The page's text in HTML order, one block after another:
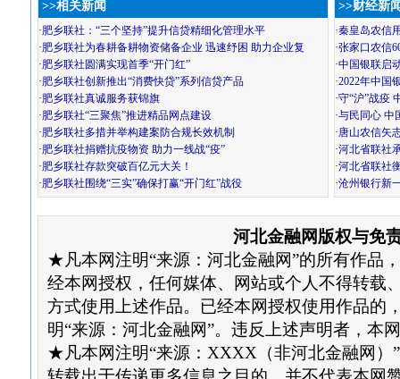
>>相关新闻
·肥乡联社：“三个坚持”提升信贷精细化管理水平
·肥乡联社为春耕备耕物资储备企业 迅速纾困 助力企业复
·肥乡联社圆满实现首季“开门红”
·肥乡联社创新推出“消费快贷”系列信贷产品
·肥乡联社真诚服务获锦旗
·肥乡联社“三聚焦”推进精品网点建设
·肥乡联社多措并举构建案防合规长效机制
·肥乡联社捐赠抗疫物资 助力一线战“疫”
·肥乡联社存款突破百亿元大关！
·肥乡联社围绕“三实”确保打赢“开门红”战役
>>财经新
·秦皇岛农信
·张家口农信
·中国银联启
·2022年中国
·守“沪”战疫
·与民同心 中
·唐山农信矢
·河北省联社
·河北省联社
·沧州银行新
河北金融网版权与免
★凡本网注明“来源：河北金融网”的所有作品
经本网授权，任何媒体、网站或个人不得转载
方式使用上述作品。已经本网授权使用作品的
明“来源：河北金融网”。违反上述声明者，本
★凡本网注明“来源：XXXX（非河北金融网）